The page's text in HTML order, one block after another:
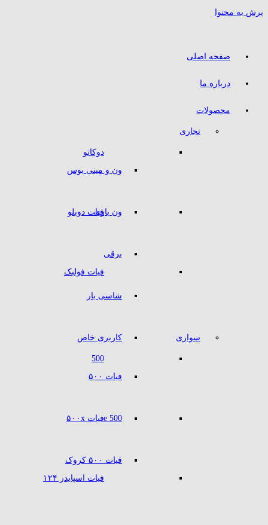
پرش به محتوا
صفحه اصلی
درباره ما
محصولات
تجاری
دوکاتو
ون و مینی بوس
ون باری
برقی
شاسی بار
کاربری خاص
فیات دوبلو
فیات فولبک
سواری
500
فیات ۵۰۰
500 e
فیات ۵۰۰ کروک
فیات ۵۰۰x
فیات اسپایدر ۱۲۴